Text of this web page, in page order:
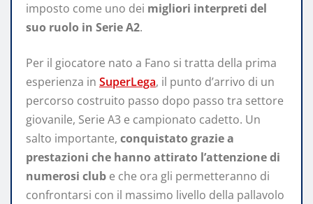
imposto come uno dei migliori interpreti del
suo ruolo in Serie A2.
Per il giocatore nato a Fano si tratta della prima
esperienza in SuperLega, il punto d’arrivo di un
percorso costruito passo dopo passo tra settore
giovanile, Serie A3 e campionato cadetto. Un
salto importante, conquistato grazie a
prestazioni che hanno attirato l’attenzione di
numerosi club e che ora gli permetteranno di
confrontarsi con il massimo livello della pallavolo